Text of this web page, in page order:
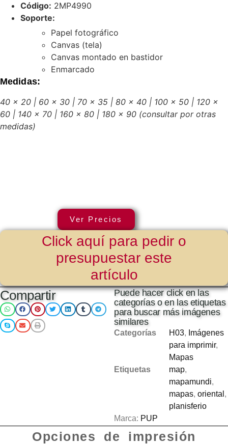
Código: 2MP4990
Soporte:
Papel fotográfico
Canvas (tela)
Canvas montado en bastidor
Enmarcado
Medidas:
40 x 20 | 60 x 30 | 70 x 35 | 80 x 40 | 100 x 50 | 120 x
60 | 140 x 70 | 160 x 80 | 180 x 90 (consultar por otras
medidas)
Ver Precios
Click aquí para pedir o
presupuestar este
artículo
Compartir
Puede hacer click en las
categorías o en las etiquetas
para buscar más imágenes
similares
Categorías H03, Imágenes
para imprimir,
Mapas
Etiquetas
map,
mapamundi,
mapas, oriental ,
planisferio
Marca: PUP
Opciones de impresión